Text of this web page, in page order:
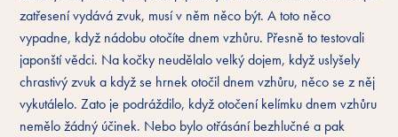
zatřesení vydává zvuk, musí v něm něco být. A toto něco
vypadne, když nádobu otočíte dnem vzhůru. Přesně to testovali
japonští vědci. Na kočky neudělalo velký dojem, když uslyšely
chrastivý zvuk a když se hrnek otočil dnem vzhůru, něco se z něj
vykutálelo. Zato je podráždilo, když otočení kelímku dnem vzhůru
nemělo žádný účinek. Nebo bylo otřásání bezhlučné a pak